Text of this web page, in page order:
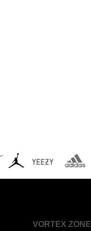
VORTEX ZONE